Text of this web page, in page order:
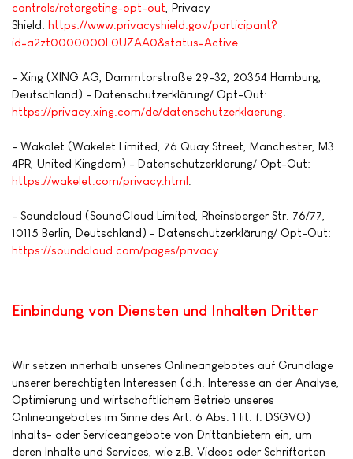
controls/retargeting-opt-out , Privacy
Shield: https://www.privacyshield.gov/participant?
id=a2zt0000000L0UZAA0&status=Active
- Xing (XING AG, Dammtorstraße 29-32, 20354 Hamburg,
Deutschland) - Datenschutzerklärung/ Opt-Out:
https://privacy.xing.com/de/datenschutzerklaerung
- Wakalet (Wakelet Limited, 76 Quay Street, Manchester, M3
4PR, United Kingdom) - Datenschutzerklärung/ Opt-Out:
https://wakelet.com/privacy.html
- Soundcloud (SoundCloud Limited, Rheinsberger Str. 76/77,
10115 Berlin, Deutschland) - Datenschutzerklärung/ Opt-Out:
https://soundcloud.com/pages/privacy
Einbindung von Diensten und Inhalten Dritter
Wir setzen innerhalb unseres Onlineangebotes auf Grundlage
unserer berechtigten Interessen (d.h. Interesse an der Analyse,
Optimierung und wirtschaftlichem Betrieb unseres
Onlineangebotes im Sinne des Art. 6 Abs. 1 lit. f. DSGVO)
Inhalts- oder Serviceangebote von Drittanbietern ein, um
deren Inhalte und Services, wie z.B. Videos oder Schriftarten